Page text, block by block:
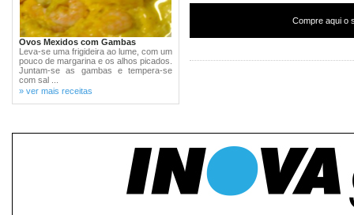
Ovos Mexidos com Gambas
Leva-se uma frigideira ao lume, com um
pouco de margarina e os alhos picados.
Juntam-se as gambas e tempera-se
com sal ...
» ver mais receitas
Compre aqui o